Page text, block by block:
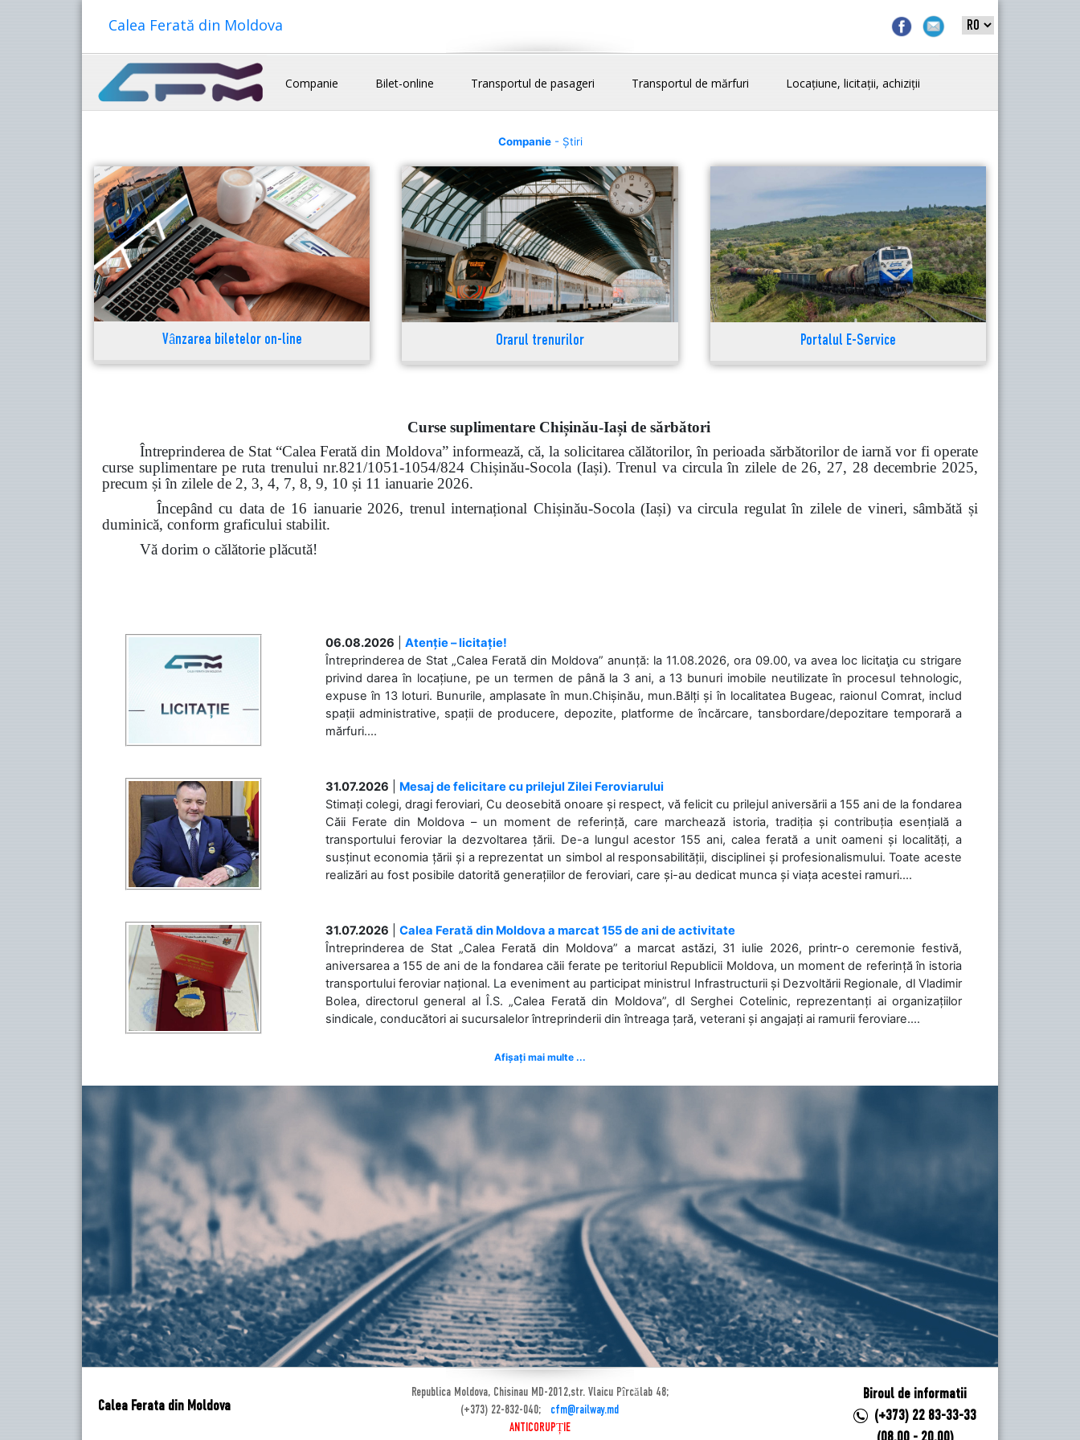
Calea Ferată din Moldova
Companie Bilet-online Transportul de pasageri Transportul de mărfuri Locațiune, licitații, achiziții
Companie- Știri
Vânzarea biletelor on-line Orarul trenurilor Portalul E-Service
Curse suplimentare Chișinău-Iași de sărbători
Întreprinderea de Stat “Calea Ferată din Moldova” informează, că, la solicitarea călătorilor, în perioada sărbătorilor de iarnă vor fi operate
curse suplimentare pe ruta trenului nr.821/1051-1054/824 Chișinău-Socola (Iași). Trenul va circula în zilele de 26, 27, 28 decembrie 2025,
precum și în zilele de 2, 3, 4, 7, 8, 9, 10 și 11 ianuarie 2026.
Începând cu data de 16 ianuarie 2026, trenul internațional Chișinău-Socola (Iași) va circula regulat în zilele de vineri, sâmbătă și
duminică, conform graficului stabilit.
Vă dorim o călătorie plăcută!
06.08.2026
Atenție – licitație!
Întreprinderea de Stat „Calea Ferată din Moldova” anunță: la 11.08.2026, ora 09.00, va avea loc licitaţia cu strigare
privind darea în locațiune, pe un termen de până la 3 ani, a 13 bunuri imobile neutilizate în procesul tehnologic,
expuse în 13 loturi. Bunurile, amplasate în mun.Chișinău, mun.Bălți și în localitatea Bugeac, raionul Comrat, includ
spații administrative, spații de producere, depozite, platforme de încărcare, tansbordare/depozitare temporară a
mărfuri....
31.07.2026
Mesaj de felicitare cu prilejul Zilei Feroviarului
Stimați colegi, dragi feroviari, Cu deosebită onoare și respect, vă felicit cu prilejul aniversării a 155 ani de la fondarea
Căii Ferate din Moldova – un moment de referință, care marchează istoria, tradiția și contribuția esențială a
transportului feroviar la dezvoltarea țării. De-a lungul acestor 155 ani, calea ferată a unit oameni și localități, a
susținut economia țării și a reprezentat un simbol al responsabilității, disciplinei și profesionalismului. Toate aceste
realizări au fost posibile datorită generațiilor de feroviari, care și-au dedicat munca și viața acestei ramuri....
31.07.2026
Calea Ferată din Moldova a marcat 155 de ani de activitate
Întreprinderea de Stat „Calea Ferată din Moldova” a marcat astăzi, 31 iulie 2026, printr-o ceremonie festivă,
aniversarea a 155 de ani de la fondarea căii ferate pe teritoriul Republicii Moldova, un moment de referință în istoria
transportului feroviar național. La eveniment au participat ministrul Infrastructurii și Dezvoltării Regionale, dl Vladimir
Bolea, directorul general al Î.S. „Calea Ferată din Moldova”, dl Serghei Cotelinic, reprezentanți ai organizațiilor
sindicale, conducători ai sucursalelor întreprinderii din întreaga țară, veterani și angajați ai ramurii feroviare....
Afișați mai multe ...
Calea Ferata din Moldova
Republica Moldova, Chisinau MD-2012,str. Vlaicu Pîrcălab 48;
(+373) 22-832-040; cfm@railway.md
ANTICORUPȚIE
Biroul de informatii
(+373) 22 83-33-33